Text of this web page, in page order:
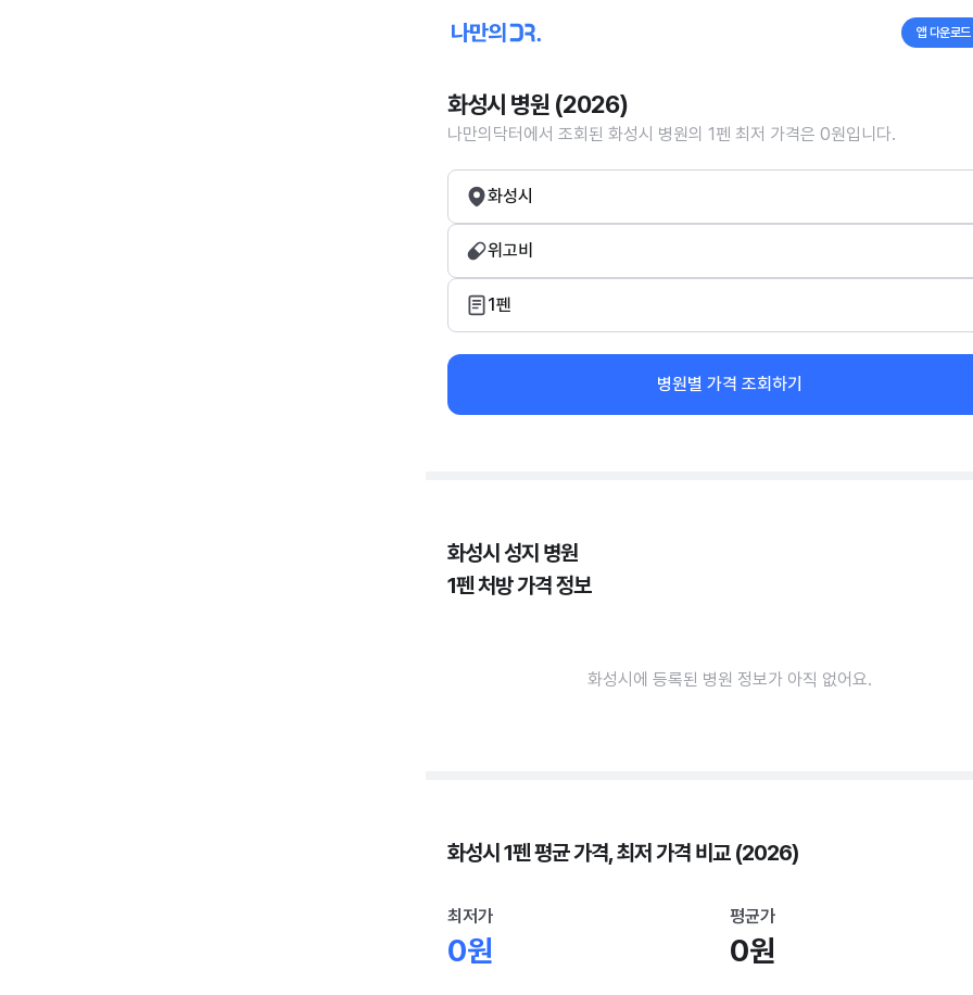
앱 다운로드
화성시 병원 (2026)
나만의닥터에서 조회된 화성시 병원의 1펜 최저 가격은 0원입니다.
화성시
위고비
1펜
병원별 가격 조회하기
화성시 성지 병원
1펜 처방 가격 정보
화성시에 등록된 병원 정보가 아직 없어요.
화성시 1펜 평균 가격, 최저 가격 비교 (2026)
최저가
0원
평균가
0원